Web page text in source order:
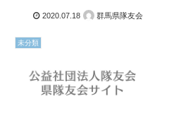
2020.07.18 群馬県隊友会
未分類